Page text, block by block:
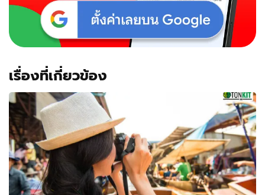
ไกล
มี
ส่ง
เรื่องที่เกี่ยวข้อง